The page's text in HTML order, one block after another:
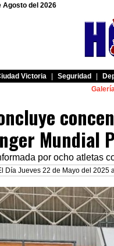
Agosto del 2026
Victoria Seguridad
Mundial
por ocho atletas
Día Jueves 22 de Mayo del 2025